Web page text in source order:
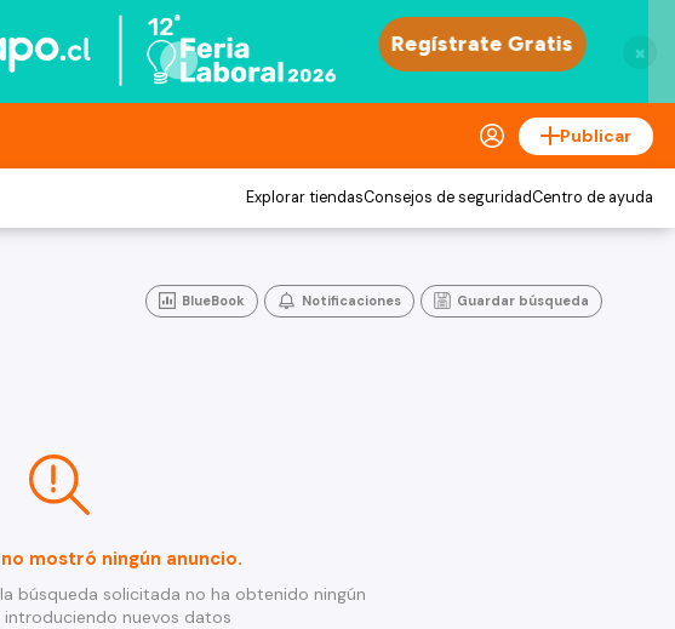
×
Publicar
Explorar tiendasConsejos de seguridadCentro de ayuda
BlueBook Notificaciones Guardar búsqueda
mostró ningún anuncio.
búsqueda solicitada no ha obtenido ningún
nuevos datos